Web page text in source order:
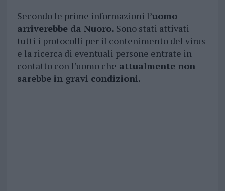
Secondo le prime informazioni l’uomo
arriverebbe da Nuoro. Sono stati attivati
tutti i protocolli per il contenimento del virus
e la ricerca di eventuali persone entrate in
contatto con l’uomo che attualmente non
sarebbe in gravi condizioni.